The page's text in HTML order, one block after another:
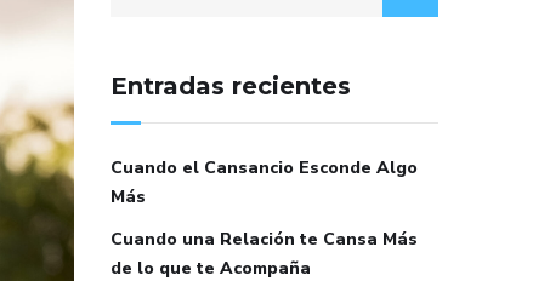
Entradas recientes
Cuando el Cansancio Esconde Algo
Más
Cuando una Relación te Cansa Más
de lo que te Acompaña